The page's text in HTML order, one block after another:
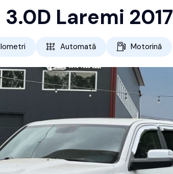
Laremi 2017
Automată Motorină